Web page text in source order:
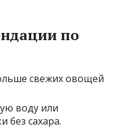
по
свежих овощей
воду или
без сахара.